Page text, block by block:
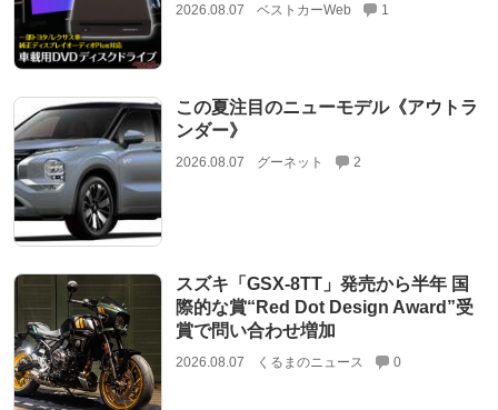
2026.08.07 ベストカーWeb 1
この夏注目のニューモデル《アウトラ
ンダー》
2026.08.07 グーネット 2
スズキ「GSX-8TT」発売から半年 国
際的な賞“Red Dot Design Award”受
賞で問い合わせ増加
2026.08.07 くるまのニュース 0